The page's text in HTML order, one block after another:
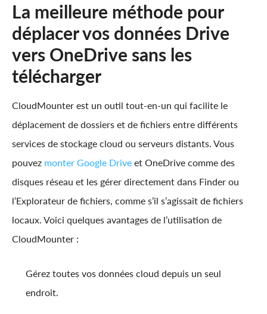
La meilleure méthode pour
déplacer vos données Drive
vers OneDrive sans les
télécharger
CloudMounter est un outil tout-en-un qui facilite le
déplacement de dossiers et de fichiers entre différents
services de stockage cloud ou serveurs distants. Vous
pouvez monter Google Drive et OneDrive comme des
disques réseau et les gérer directement dans Finder ou
l’Explorateur de fichiers, comme s’il s’agissait de fichiers
locaux. Voici quelques avantages de l’utilisation de
CloudMounter :
Gérez toutes vos données cloud depuis un seul
endroit.